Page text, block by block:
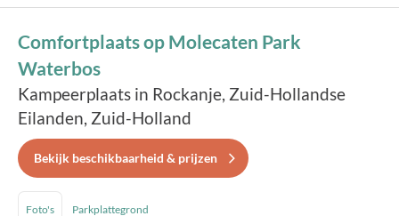
Comfortplaats op Molecaten Park
Waterbos
Kampeerplaats in Rockanje, Zuid-Hollandse
Eilanden, Zuid-Holland
Bekijk beschikbaarheid & prijzen
Foto's Parkplattegrond